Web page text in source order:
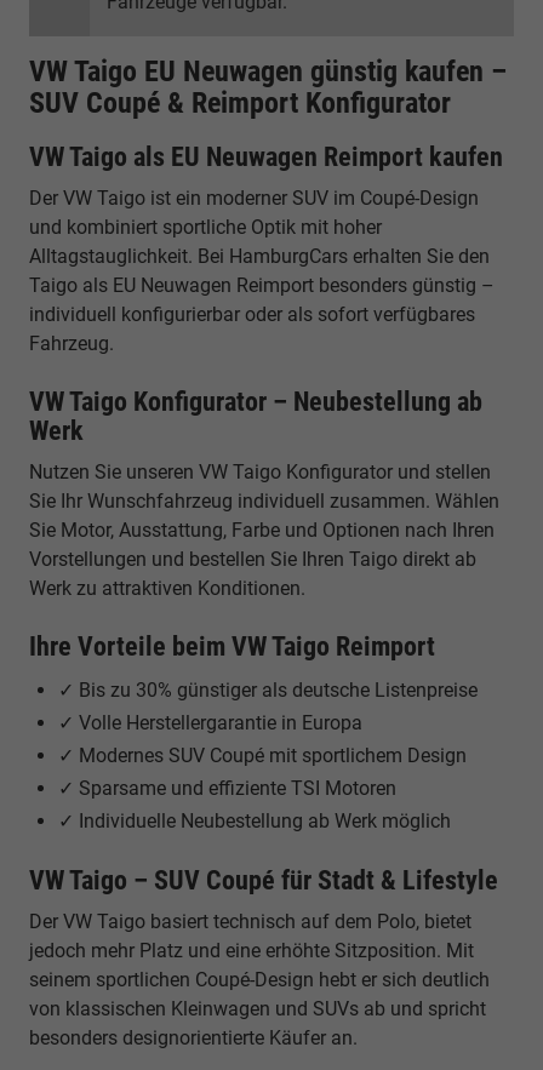
VW Taigo EU Neuwagen günstig kaufen –
SUV Coupé & Reimport Konfigurator
VW Taigo als EU Neuwagen Reimport kaufen
Der VW Taigo ist ein moderner SUV im Coupé-Design
und kombiniert sportliche Optik mit hoher
Alltagstauglichkeit. Bei HamburgCars erhalten Sie den
Taigo als EU Neuwagen Reimport besonders günstig –
individuell konfigurierbar oder als sofort verfügbares
Fahrzeug.
VW Taigo Konfigurator – Neubestellung ab
Werk
Nutzen Sie unseren VW Taigo Konfigurator und stellen
Sie Ihr Wunschfahrzeug individuell zusammen. Wählen
Sie Motor, Ausstattung, Farbe und Optionen nach Ihren
Vorstellungen und bestellen Sie Ihren Taigo direkt ab
Werk zu attraktiven Konditionen.
Ihre Vorteile beim VW Taigo Reimport
✓ Bis zu 30% günstiger als deutsche Listenpreise
✓ Volle Herstellergarantie in Europa
✓ Modernes SUV Coupé mit sportlichem Design
✓ Sparsame und effiziente TSI Motoren
✓ Individuelle Neubestellung ab Werk möglich
VW Taigo – SUV Coupé für Stadt & Lifestyle
Der VW Taigo basiert technisch auf dem Polo, bietet
jedoch mehr Platz und eine erhöhte Sitzposition. Mit
seinem sportlichen Coupé-Design hebt er sich deutlich
von klassischen Kleinwagen und SUVs ab und spricht
besonders designorientierte Käufer an.